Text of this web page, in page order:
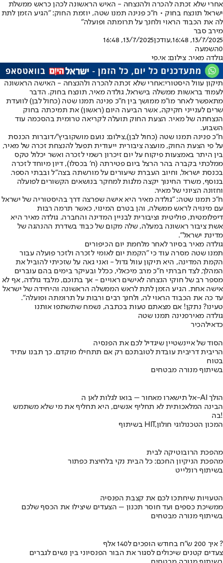
אחרי שלא זכתה להכרה ולהנצחה - האיש הראשונה לכהן כראש ממשלת
ישראל תונצח בחוק • ח"כ פנינה תמנו שטה, יוזמת החוק: "הגיע הזמן לתת
לה את הכבוד הראוי ולחנך על תרומתה ופועלה"
מירב סבר
13/7/2025, 16:48
,עודכן13/7/2025, 16:48
0השמעה
גולדה מאיר. צילום: אי.פי
תיקון עוול היסטורי:אחרי שלא זכתה להכרה ולהנצחה - האישה הראשונה
לעמוד בראשות ממשלה בישראל, גולדה מאיר, תונצח בחוק. הדבר
מתאפשר לאחר מו"מ ממושך בין ח"כ פנינה תמנו שטה (כחול לבן) לוועדת
שרים לענייני חקיקה, אשר הביעה היום (ראשון) את תמיכתה בחוק
הנצחתה של מאיר. הצעת החוק תועלה לקריאה טרומית בהסכמה עוד
השבוע.
ח"כ פנינה תמנו שטה (כחול לבן),צילום: נועם מושקוביץ'/דוברות הכנסת
על פי הצעת החוק, מועצה ציבורית ייעודית תפעל להנצחת זכרה של מאיר,
בין היתר באמצעות פיקוח על יום זיכרון רשמי לזכרה ואשר יכלול טקס
ממלכתי בקברה בהר הרצל ביום פטירתה (ח' בכסלו), דיון מיוחד לזכרה
בכנסת ישראל, וחיוב העברת שיעורים על מורשתה בצה"ל ובבתי הספר.
בנוסף, משרד החינוך יקצה מלגות למחקר בנושאים הקשורים לפועלה
וחזונה הציוני של מאיר.
ח"כ תמנו שטה: "גולדה מאיר היא אישה שפרצה דרך בהיסטוריה של ישראל
עם מינויה לראש ממשלה, והן בטרם המינוי, כאשר תרמה רבות
דיפלומטית, פוליטית וציבורית לבניין המדינה והחברה. גולדה מאיר היא
אשת ציבור ראשונה במעלה, שלה מקום של כבוד בשדרת ההנהגה של
מדינת ישראל".
גולדה מאיר בסיור לאחר מלחמת יום הכיפורים
תמנו שטה מסרה עוד כי "הקמת יום לאומי לזכרה ולזכר פועלה עבור
הקמת המדינה, היא תיקון עוול גדול - ואני גאה על שזכיתי להוביל את
המהלך, לצד חברתי ח"כ מרב מיכאלי, ככלל ובעיקר בימים בהם עוברים
מספר רב של חוקי הנצחה לאישים ראויים - אך בתוכם, מלבד גולדה, אף לא
אישה אחת. הגיע הזמן לתת לראש הממשלה הראשונה והיחידה של ישראל
עד כה את הכבוד הראוי לה, ולחנך רבים ורבות על תרומתה ופועלה".
טעינו? נתקן! אם מצאתם טעות בכתבה, נשמח שתשתפו אותנו
גולדה מאירפנינה תמנו שטה
כדאילהכיר
הסוד של איינשטיין שיגדיל לכם את הפנסיה
הריבית דריבית עובדת לטובתכם רק אם תתחילו מוקדם. כך תבנו עתיד
בטוח
בשיתוף מנורה מבטחים
אל תישארו מאחור – בואו לגלות לאן ה-AI הולך
הבינה המלאכותית לא תחליף אנשים, היא תחליף את מי שלא משתמש
בה!
בשיתוף HIT,המכון הטכנולוגי חולון
מהפכת הרובוטיקה לבית
מהפכת הניקיון החכם: כל הבית נקי בלחיצת כפתור
בשיתוף רונלייט
הטעויות שיחתכו לכם את קצבת הפנסיה
ממשיכת כספים ועד חוסר תכנון – הצעדים שיצילו את הכסף שלכם
בשיתוף מנורה מבטחים
איך 200 ש"ח בחודש הופכים ל140 אלף ?
צעדים קטנים שיכולים לסגור את הבור הפנסיוני בין נשים לגברים